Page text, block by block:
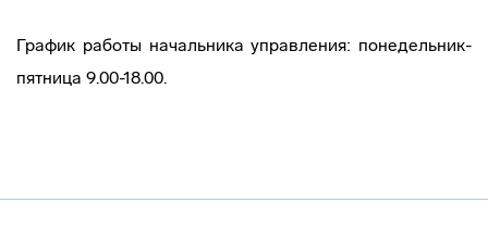
График работы начальника управления: понедельник-
пятница 9.00-18.00.